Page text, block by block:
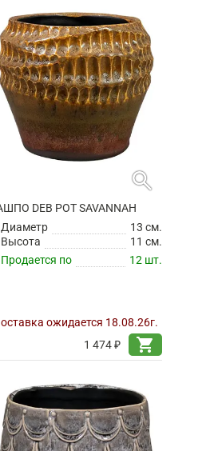
search
DEB POT SAVANNAH
Диаметр
13 см.
Высота
11 см.
Продается по
12 шт.
ожидается 18.08.26г.
1 474 ₽
shopping_cart